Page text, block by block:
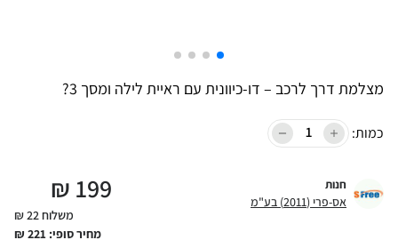
מצלמת דרך לרכב – דו-כיוונית עם ראיית לילה ומסך 3?
כמות:
חנות
אס-פרי (2011) בע"מ 199
₪
משלוח 22 ₪
מחיר סופי: 221
₪